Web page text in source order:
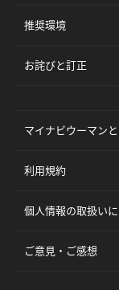
推奨環境
お詫びと訂正
マイナビウーマン
利用規約
個人情報の取扱い
ご意見・ご感想